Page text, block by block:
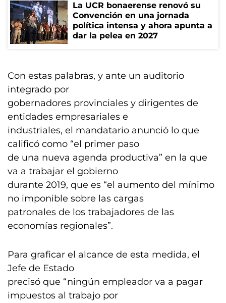
La UCR bonaerense renovó su
Convención en una jornada
política intensa y ahora apunta a
dar la pelea en 2027
Con estas palabras, y ante un auditorio
integrado por
gobernadores provinciales y dirigentes de
entidades empresariales e
industriales, el mandatario anunció lo que
calificó como “el primer paso
de una nueva agenda productiva” en la que
va a trabajar el gobierno
durante 2019, que es “el aumento del mínimo
no imponible sobre las cargas
patronales de los trabajadores de las
economías regionales”.
Para graficar el alcance de esta medida, el
Jefe de Estado
precisó que “ningún empleador va a pagar
impuestos al trabajo por